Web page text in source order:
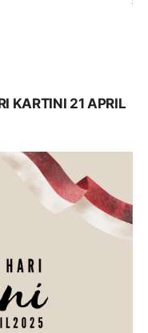
KARTINI 21 APRIL